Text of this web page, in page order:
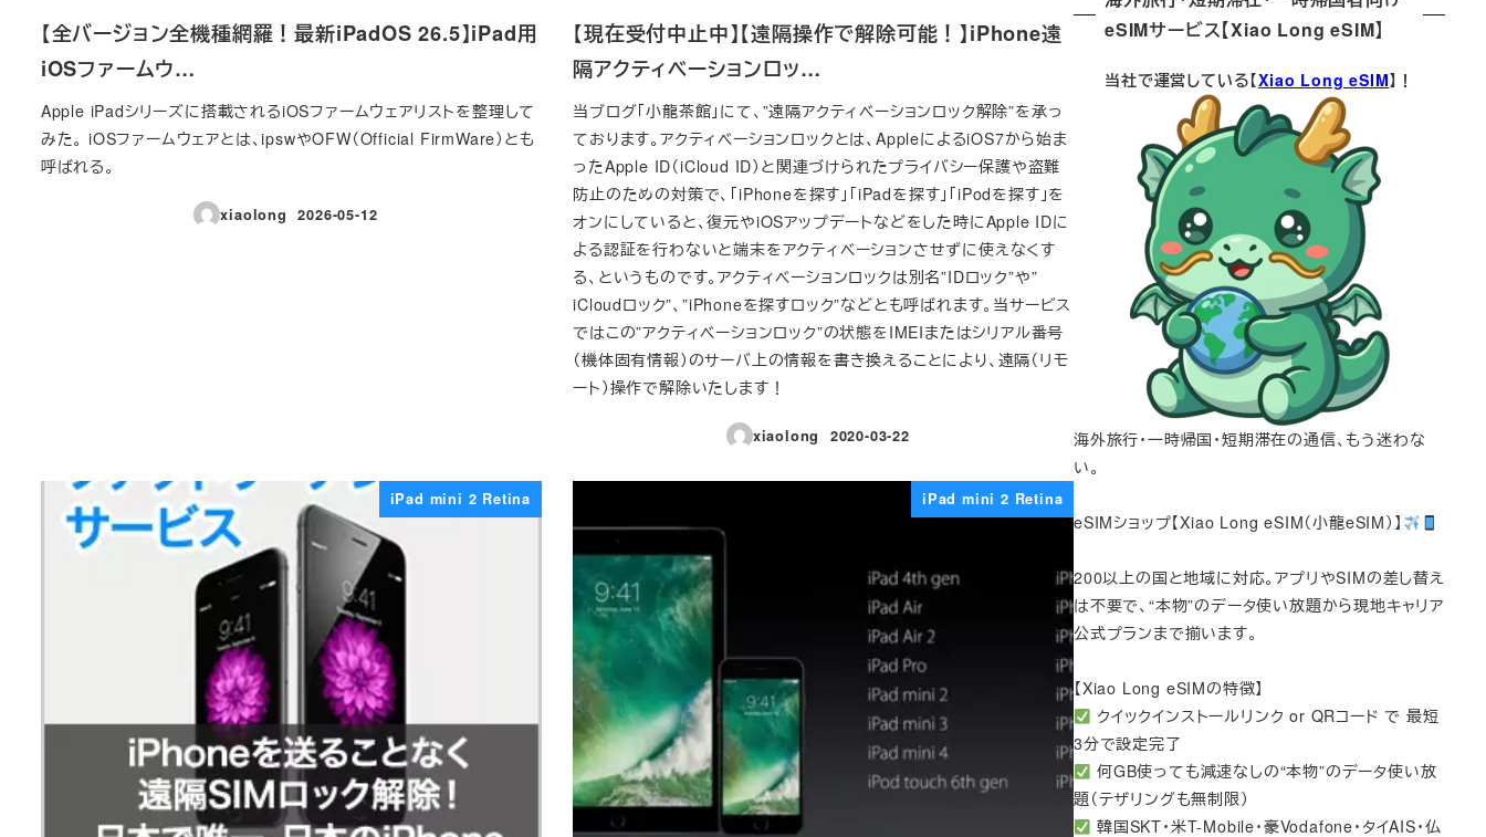
【全バージョン全機種網羅！最新iPadOS 26.5】iPad用
iOSファームウ…
Apple iPadシリーズに搭載されるiOSファームウェアリストを整理して
みた。 iOSファームウェアとは、ipswやOFW（Official FirmWare）とも
呼ばれる。
xiaolong
投稿日
2026-05-12
【現在受付中止中】【遠隔操作で解除可能！】iPhone遠
隔アクティベーションロッ…
当ブログ「小龍茶館」にて、”遠隔アクティベーションロック解除”を承っ
ております。アクティベーションロックとは、AppleによるiOS7から始ま
ったApple ID（iCloud ID）と関連づけられたプライバシー保護や盗難
防止のための対策で、「iPhoneを探す」「iPadを探す」「iPodを探す」を
オンにしていると、復元やiOSアップデートなどをした時にApple IDに
よる認証を行わないと端末をアクティベーションさせずに使えなくす
る、というものです。アクティベーションロックは別名”IDロック”や”
iCloudロック”、”iPhoneを探すロック”などとも呼ばれます。当サービス
ではこの”アクティベーションロック”の状態をIMEIまたはシリアル番号
（機体固有情報）のサーバ上の情報を書き換えることにより、遠隔（リモ
ート）操作で解除いたします！
xiaolong
投稿日
2020-03-22
iPad mini 2 Retina iPad mini 2 Retina
eSIMサービス【Xiao Long eSIM】
当社で運営している【Xiao Long eSIM】！
海外旅行・一時帰国・短期滞在の通信、もう迷わな
い。
eSIMショップ【Xiao Long eSIM（小龍eSIM）】
200以上の国と地域に対応。アプリやSIMの差し替え
は不要で、“本物”のデータ使い放題から現地キャリア
公式プランまで揃います。
【Xiao Long eSIMの特徴】
クイックインストールリンク or QRコード で 最短
3分で設定完了
何GB使っても減速なしの“本物”のデータ使い放
題（テザリングも無制限）
韓国SKT・米T-Mobile・豪Vodafone・タイAIS・仏